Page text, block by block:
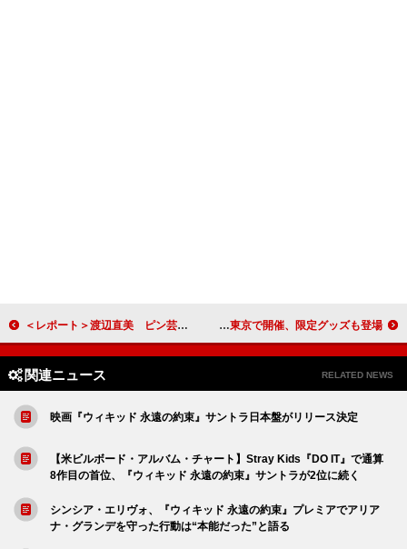
＜レポート＞渡辺直美 ピン芸人初＆即完売の東京ドーム公演でビヨンセやガガ披露 千葉雄喜のサプライズ登場に会場騒然 ピンクパンサレス初来日を記念したポップアップが東京で開催、限定グッズも登場
関連ニュース RELATED NEWS
映画『ウィキッド 永遠の約束』サントラ日本盤がリリース決定
【米ビルボード・アルバム・チャート】Stray Kids『DO IT』で通算
8作目の首位、『ウィキッド 永遠の約束』サントラが2位に続く
シンシア・エリヴォ、『ウィキッド 永遠の約束』プレミアでアリア
ナ・グランデを守った行動は“本能だった”と語る